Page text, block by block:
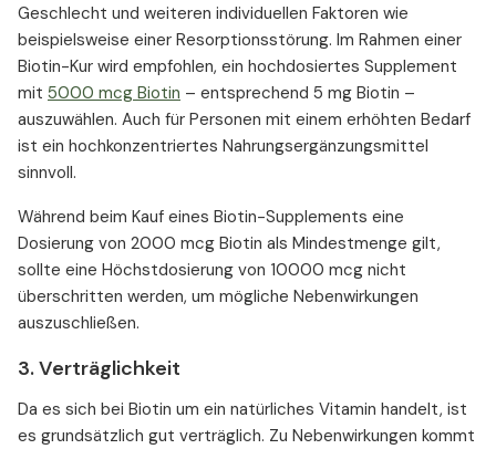
Geschlecht und weiteren individuellen Faktoren wie
beispielsweise einer Resorptionsstörung. Im Rahmen einer
Biotin-Kur wird empfohlen, ein hochdosiertes Supplement
mit 5000 mcg Biotin – entsprechend 5 mg Biotin –
auszuwählen. Auch für Personen mit einem erhöhten Bedarf
ist ein hochkonzentriertes Nahrungsergänzungsmittel
sinnvoll.
Während beim Kauf eines Biotin-Supplements eine
Dosierung von 2000 mcg Biotin als Mindestmenge gilt,
sollte eine Höchstdosierung von 10000 mcg nicht
überschritten werden, um mögliche Nebenwirkungen
auszuschließen.
3. Verträglichkeit
Da es sich bei Biotin um ein natürliches Vitamin handelt, ist
es grundsätzlich gut verträglich. Zu Nebenwirkungen kommt